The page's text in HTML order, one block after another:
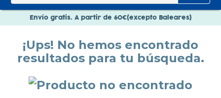
Envío gratis. A partir de 60€(excepto Baleares)
Nuevo catálogo Aire Libre
Paga en 3 plazos sin intereses
¡Ups! No hemos encontrado
resultados para tu búsqueda.